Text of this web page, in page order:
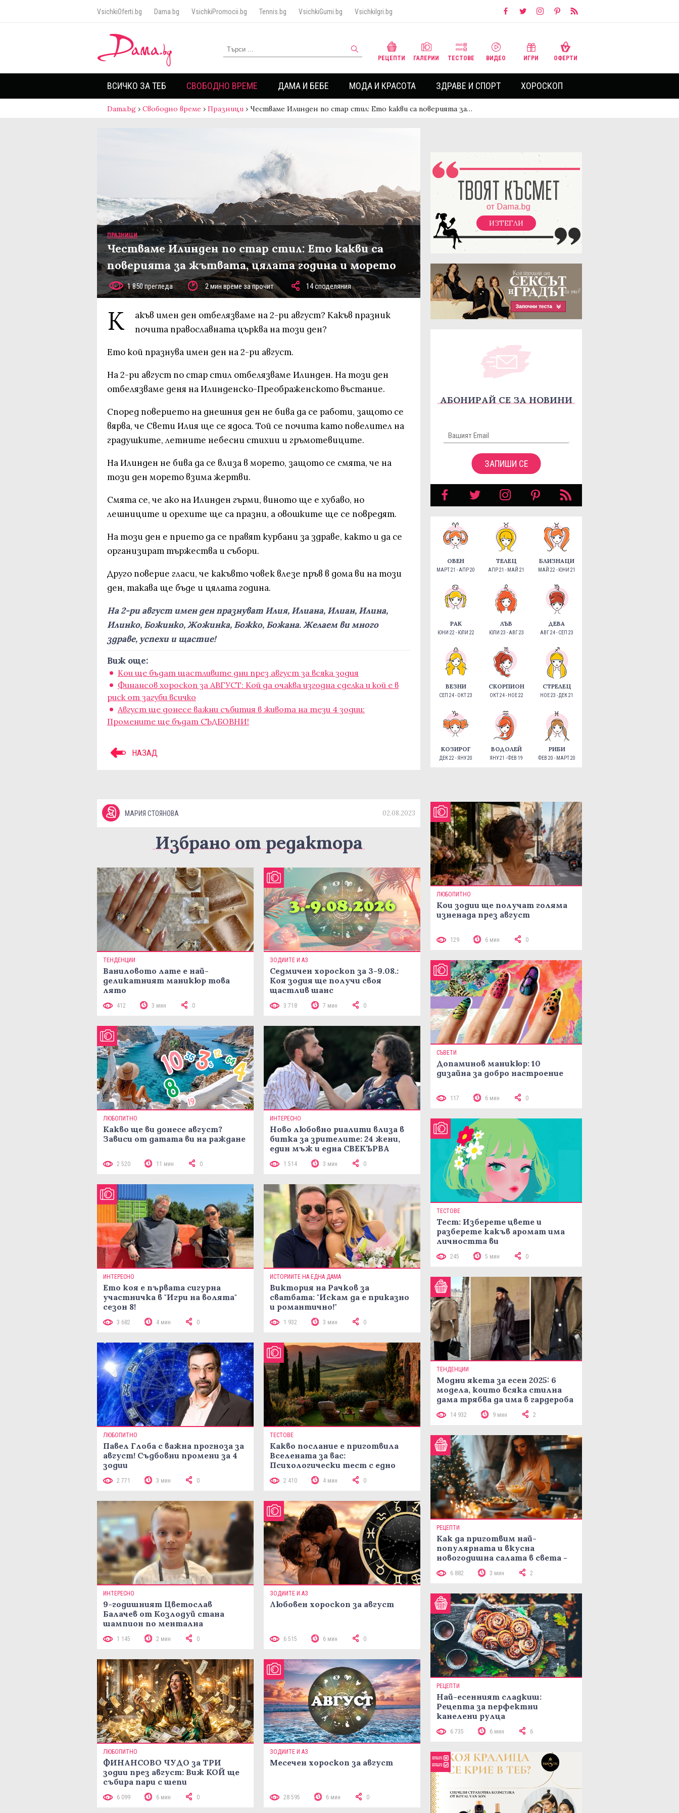
VsichkiOferti.bg Dama.bg VsichkiPromocii.bg Tennis.bg VsichkiGumi.bg VsichkiIgri.bg
РЕЦЕПТИ ГАЛЕРИИ ТЕСТОВЕ ВИДЕО ИГРИ ОФЕРТИ
ВСИЧКО ЗА ТЕБ СВОБОДНО ВРЕМЕ ДАМА И БЕБЕ МОДА И КРАСОТА ЗДРАВЕ И СПОРТ ХОРОСКОП
Dama.bg › Свободно време › Празници › Честваме Илинден по стар стил: Ето какви са поверията за…
ПРАЗНИЦИ
Честваме Илинден по стар стил: Ето какви са
поверията за жътвата, цялата година и морето
1 850 прегледа 2 мин време за прочит 14 споделяния
К
акъв имен ден отбелязваме на 2-ри август? Какъв празник
почита православната църква на този ден?
Ето кой празнува имен ден на 2-ри август.
На 2-ри август по стар стил отбелязваме Илинден. На този ден
отбелязваме деня на Илинденско-Преображенското въстание.
Според поверието на днешния ден не бива да се работи, защото се
вярва, че Свети Илия ще се ядоса. Той се почита като повелител на
градушките, летните небесни стихии и гръмотевиците.
На Илинден не бива да се влиза в морето, защото се смята, че на
този ден морето взима жертви.
Смята се, че ако на Илинден гърми, виното ще е хубаво, но
лешниците и орехите ще са празни, а овошките ще се повредят.
На този ден е прието да се правят курбани за здраве, както и да се
организират тържества и събори.
Друго поверие гласи, че какъвто човек влезе пръв в дома ви на този
ден, такава ще бъде и цялата година.
На 2-ри август имен ден празнуват Илия, Илиана, Илиан, Илина,
Илинко, Божинко, Жожинка, Божко, Божана. Желаем ви много
здраве, успехи и щастие!
Виж още:
Кои ще бъдат щастливите дни през август за всяка зодия
Финансов хороскоп за АВГУСТ: Кой да очаква изгодна сделка и кой е в
риск от загуби всичко
Август ще донесе важни събития в живота на тези 4 зодии:
Промените ще бъдат СЪДБОВНИ!
НАЗАД
МАРИЯ СТОЯНОВА 02.08.2023
Избрано от редактора
ТЕНДЕНЦИИ
Ваниловото лате е най-
деликатният маникюр това
лято
412 3 мин 0
ЗОДИИТЕ И АЗ
Седмичен хороскоп за 3-9.08.:
Коя зодия ще получи своя
щастлив шанс
3 718 7 мин 0
ЛЮБОПИТНО
Какво ще ви донесе август?
Зависи от датата ви на ражданe
2 520 11 мин 0
ИНТЕРЕСНО
Ново любовно риалити влиза в
битка за зрителите: 24 жени,
един мъж и една СВЕКЪРВА
1 514 3 мин 0
ИНТЕРЕСНО
Ето коя е първата сигурна
участничка в "Игри на волята"
сезон 8!
3 682 4 мин 0
ИСТОРИИТЕ НА ЕДНА ДАМА
Виктория на Рачков за
сватбата: "Искам да е приказно
и романтично!"
1 932 3 мин 0
ЛЮБОПИТНО
Павел Глоба с важна прогноза за
август! Съдбовни промени за 4
зодии
2 771 3 мин 0
ТЕСТОВЕ
Какво послание е приготвила
Вселената за вас:
Психологически тест с едно
2 410 4 мин 0
ИНТЕРЕСНО
9-годишният Цветослав
Балачев от Козлодуй стана
шампион по ментална
аритметика с 320 задачи за 10
минути
1 145 2 мин 0
ЗОДИИТЕ И АЗ
Любовен хороскоп за август
6 515 6 мин 0
ЛЮБОПИТНО
ФИНАНСОВО ЧУДО за ТРИ
зодии през август: Виж КОЙ ще
събира пари с шепи
6 099 6 мин 0
ЗОДИИТЕ И АЗ
Месечен хороскоп за август
28 595 6 мин 0
ИЗТЕГЛИ
АБОНИРАЙ СЕ ЗА НОВИНИ
ЗАПИШИ СЕ
ОВЕН
МАРТ 21 - АПР 20
ТЕЛЕЦ
АПР 21 - МАЙ 21
БЛИЗНАЦИ
МАЙ 22 - ЮНИ 21
РАК
ЮНИ 22 - ЮЛИ 22
ЛЪВ
ЮЛИ 23 - АВГ 23
ДЕВА
АВГ 24 - СЕП 23
ВЕЗНИ
СЕП 24 - ОКТ 23
СКОРПИОН
ОКТ 24 - НОЕ 22
СТРЕЛЕЦ
НОЕ 23 - ДЕК 21
КОЗИРОГ
ДЕК 22 - ЯНУ 20
ВОДОЛЕЙ
ЯНУ 21 - ФЕВ 19
РИБИ
ФЕВ 20 - МАРТ 20
ЛЮБОПИТНО
Кои зодии ще получат голяма
изненада през август
129 6 мин 0
СЪВЕТИ
Допаминов маникюр: 10
дизайна за добро настроение
117 6 мин 0
ТЕСТОВЕ
Тест: Изберете цвете и
разберете какъв аромат има
личността ви
245 5 мин 0
ТЕНДЕНЦИИ
Модни якета за есен 2025: 6
модела, които всяка стилна
дама трябва да има в гардероба
14 932 9 мин 2
РЕЦЕПТИ
Как да приготвим най-
популярната и вкусна
новогодишна салата в света -
рецепта Мимоза
6 882 3 мин 2
РЕЦЕПТИ
Най-есенният сладкиш:
Рецепта за перфектни
канелени рулца
6 735 6 мин 6